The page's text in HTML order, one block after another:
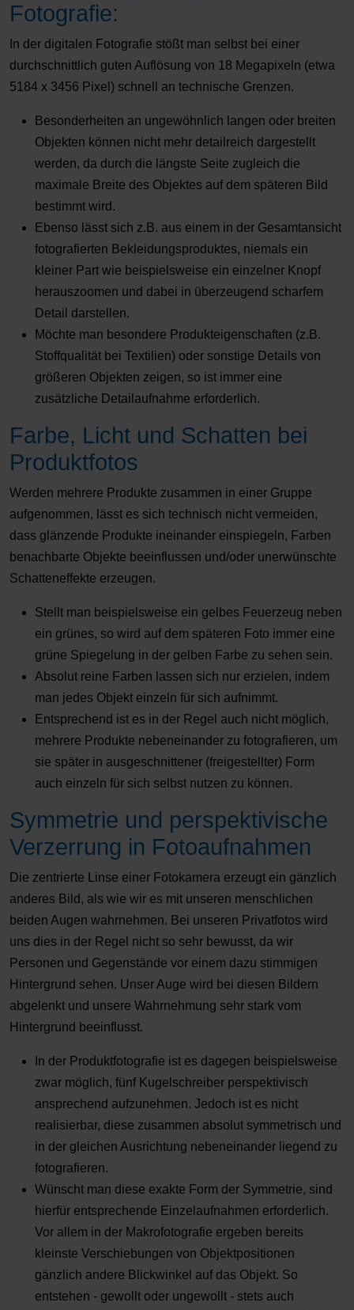
Fotografie:
In der digitalen Fotografie stößt man selbst bei einer
durchschnittlich guten Auflösung von 18 Megapixeln (etwa
5184 x 3456 Pixel) schnell an technische Grenzen.
Besonderheiten an ungewöhnlich langen oder breiten
Objekten können nicht mehr detailreich dargestellt
werden, da durch die längste Seite zugleich die
maximale Breite des Objektes auf dem späteren Bild
bestimmt wird.
Ebenso lässt sich z.B. aus einem in der Gesamtansicht
fotografierten Bekleidungsproduktes, niemals ein
kleiner Part wie beispielsweise ein einzelner Knopf
herauszoomen und dabei in überzeugend scharfem
Detail darstellen.
Möchte man besondere Produkteigenschaften (z.B.
Stoffqualität bei Textilien) oder sonstige Details von
größeren Objekten zeigen, so ist immer eine
zusätzliche Detailaufnahme erforderlich.
Farbe, Licht und Schatten bei
Produktfotos
Werden mehrere Produkte zusammen in einer Gruppe
aufgenommen, lässt es sich technisch nicht vermeiden,
dass glänzende Produkte ineinander einspiegeln, Farben
benachbarte Objekte beeinflussen und/oder unerwünschte
Schatteneffekte erzeugen.
Stellt man beispielsweise ein gelbes Feuerzeug neben
ein grünes, so wird auf dem späteren Foto immer eine
grüne Spiegelung in der gelben Farbe zu sehen sein.
Absolut reine Farben lassen sich nur erzielen, indem
man jedes Objekt einzeln für sich aufnimmt.
Entsprechend ist es in der Regel auch nicht möglich,
mehrere Produkte nebeneinander zu fotografieren, um
sie später in ausgeschnittener (freigestellter) Form
auch einzeln für sich selbst nutzen zu können.
Symmetrie und perspektivische
Verzerrung in Fotoaufnahmen
Die zentrierte Linse einer Fotokamera erzeugt ein gänzlich
anderes Bild, als wie wir es mit unseren menschlichen
beiden Augen wahrnehmen. Bei unseren Privatfotos wird
uns dies in der Regel nicht so sehr bewusst, da wir
Personen und Gegenstände vor einem dazu stimmigen
Hintergrund sehen. Unser Auge wird bei diesen Bildern
abgelenkt und unsere Wahrnehmung sehr stark vom
Hintergrund beeinflusst.
In der Produktfotografie ist es dagegen beispielsweise
zwar möglich, fünf Kugelschreiber perspektivisch
ansprechend aufzunehmen. Jedoch ist es nicht
realisierbar, diese zusammen absolut symmetrisch und
in der gleichen Ausrichtung nebeneinander liegend zu
fotografieren.
Wünscht man diese exakte Form der Symmetrie, sind
hierfür entsprechende Einzelaufnahmen erforderlich.
Vor allem in der Makrofotografie ergeben bereits
kleinste Verschiebungen von Objektpositionen
gänzlich andere Blickwinkel auf das Objekt. So
entstehen - gewollt oder ungewollt - stets auch